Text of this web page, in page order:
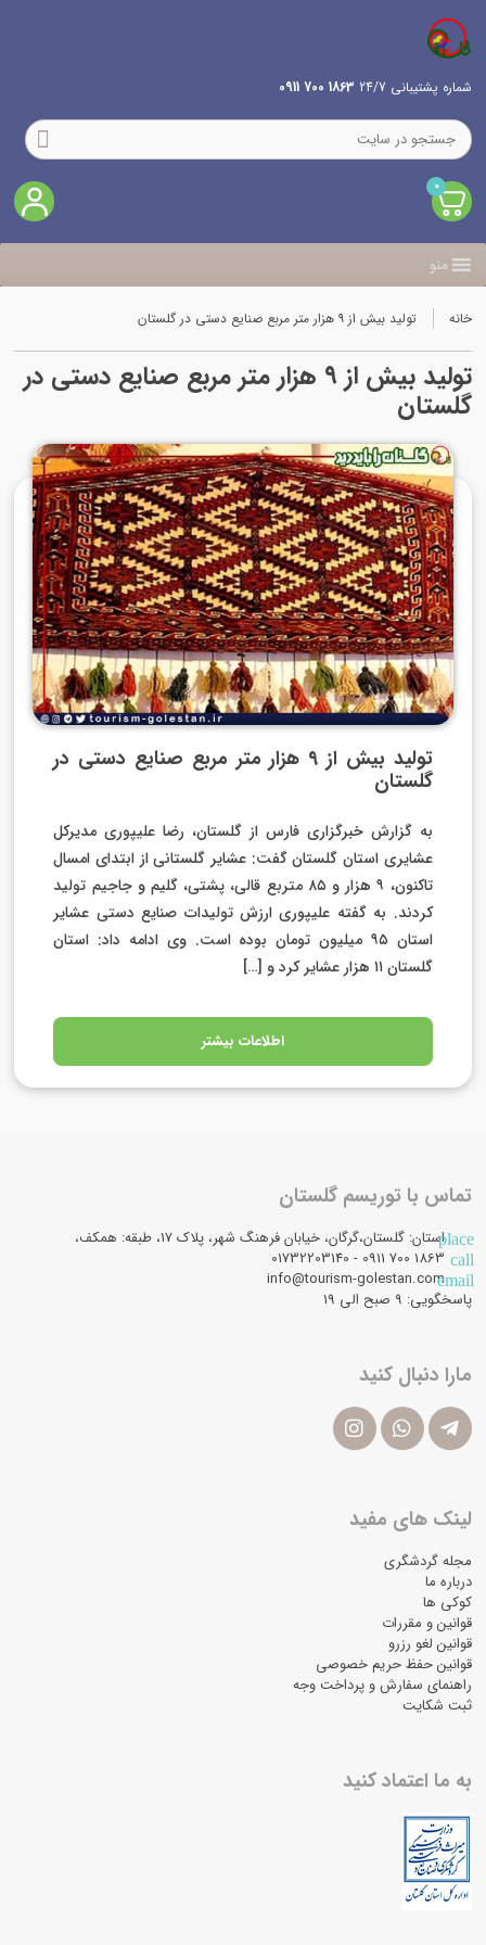
شماره پشتیبانی 24/7 1863 700 0911
0
منو
خانه تولید بیش از ۹ هزار متر مربع صنایع دستی در گلستان
تولید بیش از ۹ هزار متر مربع صنایع دستی در
گلستان
تولید بیش از ۹ هزار متر مربع صنایع دستی در
گلستان
به گزارش خبرگزاری فارس از گلستان، رضا علیپوری مدیرکل
عشایری استان گلستان گفت: عشایر گلستانی از ابتدای امسال
تاکنون، ۹ هزار و ۸۵ متربع قالی، پشتی، گلیم و جاجیم تولید
کردند. به گفته علیپوری ارزش تولیدات صنایع دستی عشایر
استان ۹۵ میلیون تومان بوده است. وی ادامه داد: استان
گلستان ۱۱ هزار عشایر کرد و […]
اطلاعات بیشتر
تماس با توریسم گلستان
placeاستان: گلستان،گرگان، خیابان فرهنگ شهر، پلاک 17، طبقه: همکف،
call
email
info@tourism-golestan.com
پاسخگویی: ۹ صبح الی 19
مارا دنبال کنید
لینک های مفید
مجله گردشگری
درباره ما
کوکی ها
قوانین و مقررات
قوانین لغو رزرو
قوانین حفظ حریم خصوصی
راهنمای سفارش و پرداخت وجه
ثبت شکایت
به ما اعتماد کنید